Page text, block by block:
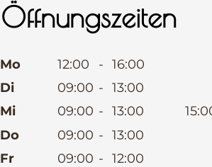
Öffnungszeiten
Mo
12:00 - 16:00
Di
09:00 - 13:00
Mi
09:00 - 13:00
Do
09:00 - 13:00
Fr
09:00 - 12:00